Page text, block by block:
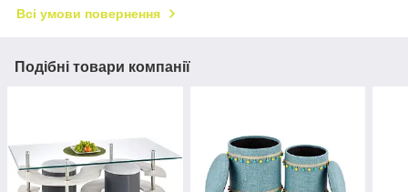
Всі умови повернення
Подібні товари компанії